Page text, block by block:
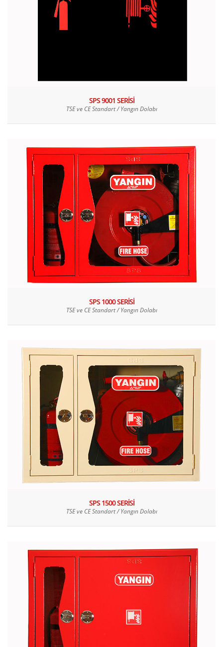
SPS 9001 SERİSİ
TSE ve CE Standart / Yangın Dolabı
SPS 1000 SERİSİ
TSE ve CE Standart / Yangın Dolabı
SPS 1500 SERİSİ
TSE ve CE Standart / Yangın Dolabı